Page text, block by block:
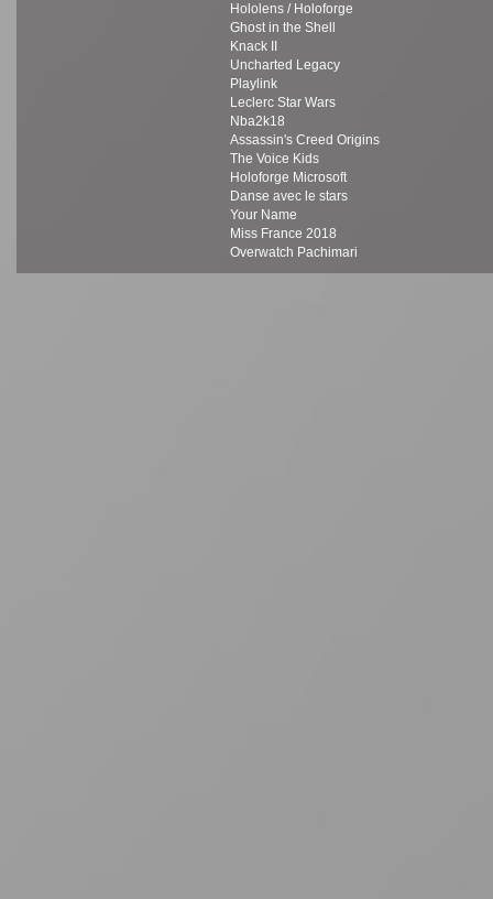
Hololens / Holoforge
Ghost in the Shell
Knack II
Uncharted Legacy
Playlink
Leclerc Star Wars
Nba2k18
Assassin's Creed Origins
The Voice Kids
Holoforge Microsoft
Danse avec le stars
Your Name
Miss France 2018
Overwatch Pachimari